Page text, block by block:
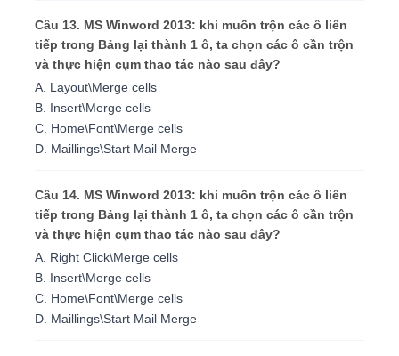
Câu 13. MS Winword 2013: khi muốn trộn các ô liên
tiếp trong Bảng lại thành 1 ô, ta chọn các ô cần trộn
và thực hiện cụm thao tác nào sau đây?
A. Layout\Merge cells
B. Insert\Merge cells
C. Home\Font\Merge cells
D. Maillings\Start Mail Merge
Câu 14. MS Winword 2013: khi muốn trộn các ô liên
tiếp trong Bảng lại thành 1 ô, ta chọn các ô cần trộn
và thực hiện cụm thao tác nào sau đây?
A. Right Click\Merge cells
B. Insert\Merge cells
C. Home\Font\Merge cells
D. Maillings\Start Mail Merge